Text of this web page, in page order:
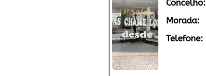
Concelho:
Morada:
Telefone: